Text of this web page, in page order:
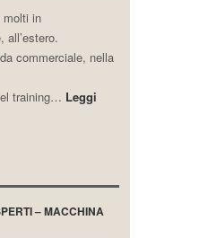
molti in
all’estero.
commerciale, nella
training… Leggi
– MACCHINA